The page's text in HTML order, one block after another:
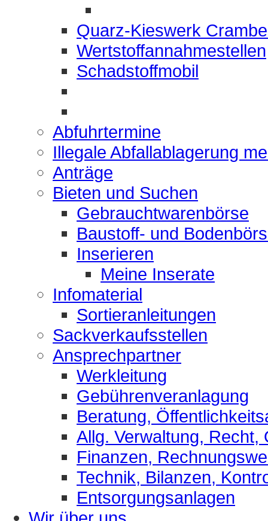
Quarz-Kieswerk
Wertstoffannahmestellen
Schadstoffmobil
Abfuhrtermine
Illegale Abfallablagerung
Anträge
Bieten und Suchen
Gebrauchtwarenbörse
Baustoff- und
Inserieren
Meine Inserate
Infomaterial
Sortieranleitungen
Sackverkaufsstellen
Ansprechpartner
Werkleitung
Gebührenveranlagung
Beratung,
Allg. Verwaltung, Recht,
Finanzen,
Technik, Bilanzen,
Entsorgungsanlagen